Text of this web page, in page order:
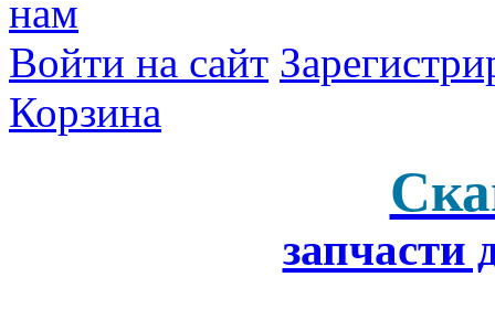
нам
Войти на сайт
Корзина
запчасти